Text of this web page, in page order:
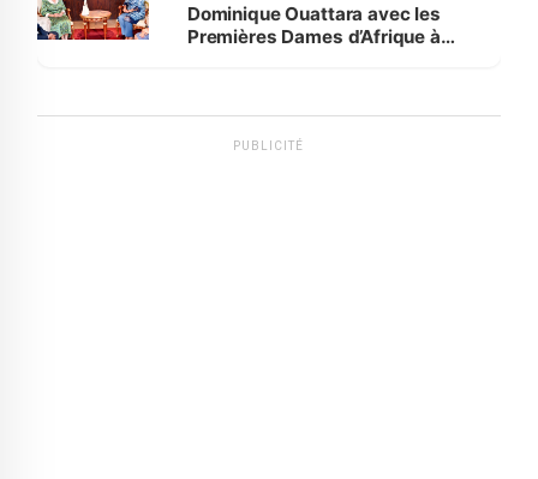
Dominique Ouattara avec les
Premières Dames d’Afrique à
PUBLICITÉ